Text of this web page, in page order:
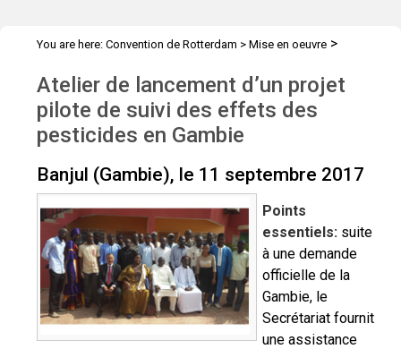
You are here: Convention de Rotterdam > Mise en oeuvre >
Workshop - Gambia Aug 2017
Atelier de lancement d’un projet
pilote de suivi des effets des
pesticides en Gambie
Banjul (Gambie), le 11 septembre 2017
Points
essentiels: suite
à une demande
officielle de la
Gambie, le
Secrétariat fournit
une assistance